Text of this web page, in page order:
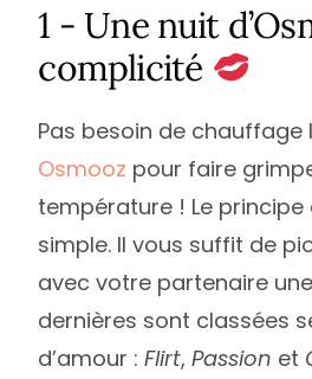
1 - Une nuit
complicité
Pas besoin de chauffage
Osmooz pour faire
température ! Le principe
simple. Il vous suffit de
avec votre partenaire
dernières sont classées
d’amour :Flirt,Passion et